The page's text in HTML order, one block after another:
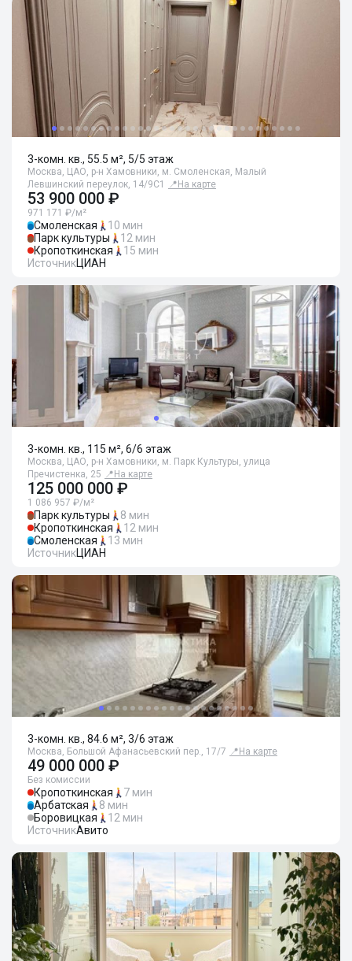
3-комн. кв., 55.5 м², 5/5 этаж
Москва, ЦАО, р-н Хамовники, м. Смоленская, Малый
Левшинский переулок, 14/9С1
📍 На карте
53 900 000 ₽
971 171 ₽/м²
Смоленская
10 мин
Парк культуры
12 мин
Кропоткинская
15 мин
ИсточникЦИАН
3-комн. кв., 115 м², 6/6 этаж
Москва, ЦАО, р-н Хамовники, м. Парк Культуры, улица
Пречистенка, 25 📍 На карте
125 000 000 ₽
1 086 957 ₽/м²
Парк культуры
8 мин
Кропоткинская
12 мин
Смоленская
13 мин
ИсточникЦИАН
3-комн. кв., 84.6 м², 3/6 этаж
Москва, Большой Афанасьевский пер., 17/7 📍 На карте
49 000 000 ₽
Без комиссии
Кропоткинская
7 мин
Арбатская
8 мин
Боровицкая
12 мин
ИсточникАвито